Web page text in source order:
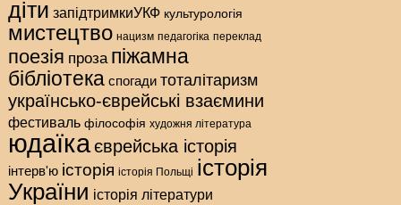
діти запідтримкиУКФ культурологія
мистецтво нацизм педагогіка переклад
поезія проза піжамна
бібліотека спогади тоталітаризм
українсько-єврейські взаємини
фестиваль філософія художня література
юдаїкаєврейська історія
інтерв'ю історія історія Польщі історія
України історія літератури